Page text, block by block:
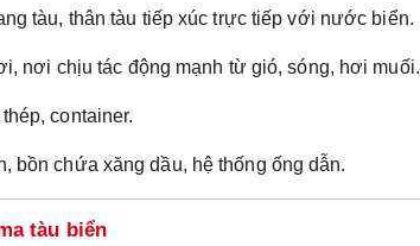
tàu, thân tàu tiếp xúc trực tiếp với nước biển.
nơi chịu tác động mạnh từ gió, sóng, hơi muối.
container.
bồn chứa xăng dầu, hệ thống ống dẫn.
tàu biển